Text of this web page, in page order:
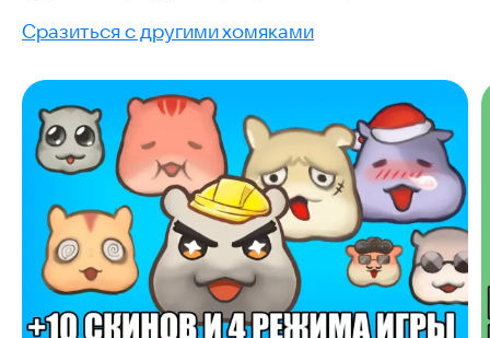
Сразиться с другими хомяками